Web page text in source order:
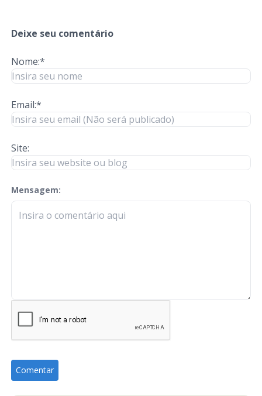
Deixe seu comentário
Nome:*
Email:*
Site:
Mensagem:
check-terms